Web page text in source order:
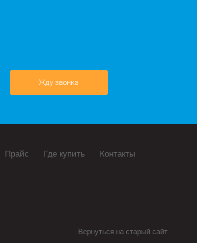
Жду звонка
Прайс Где купить Контакты
Вернуться на старый сайт